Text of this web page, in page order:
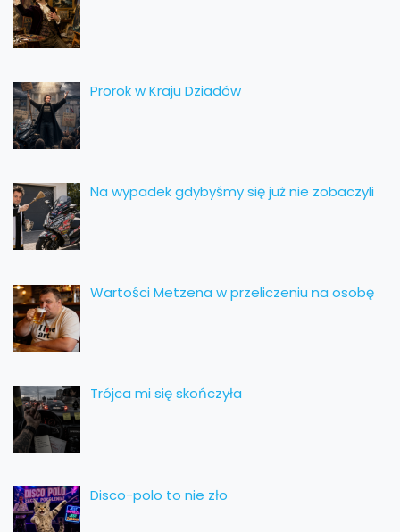
Prorok w Kraju Dziadów
Na wypadek gdybyśmy się już nie zobaczyli
Wartości Metzena w przeliczeniu na osobę
Trójca mi się skończyła
Disco-polo to nie zło